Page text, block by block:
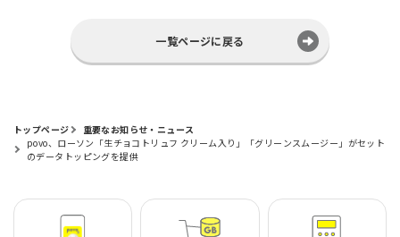
一覧ページに戻る
トップページ
重要なお知らせ・ニュース
povo、ローソン「生チョコトリュフ クリーム入り」「グリーンスムージー」がセット
のデータトッピングを提供